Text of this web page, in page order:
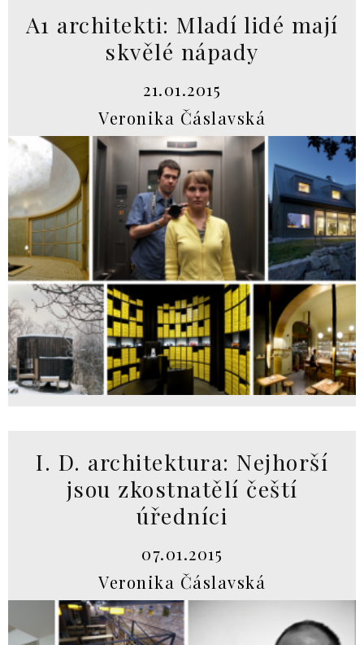
A1 architekti: Mladí lidé mají
skvělé nápady
21.01.2015
Veronika Čáslavská
I. D. architektura: Nejhorší
jsou zkostnatělí čeští
úředníci
07.01.2015
Veronika Čáslavská